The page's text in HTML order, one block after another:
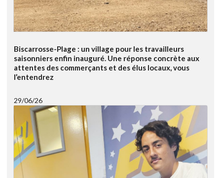
Biscarrosse-Plage : un village pour les travailleurs
saisonniers enfin inauguré. Une réponse concrète aux
attentes des commerçants et des élus locaux, vous
l’entendrez
29/06/26